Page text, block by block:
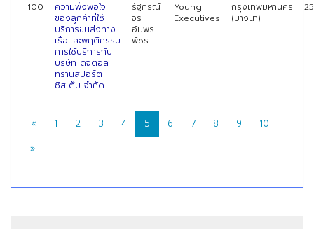
100
ความพึงพอใจ
ของลูกค้าที่ใซ้
บริการขนส่งทาง
เรือและพฤติกรรม
การใช้บริการกับ
บริษัท ดิจิตอล
ทรานสปอร์ต
ซิสเต็ม จำกัด
รัฐกรณ์
จิร
อัมพร
พัชร
Young
Executives
กรุงเทพมหานคร
(บางนา)
« 1 2 3 4 5 6 7 8 9
10
»